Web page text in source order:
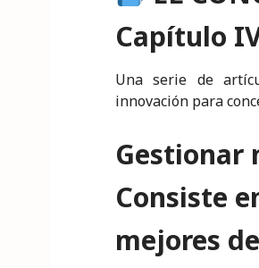
e
dI
n
e
b
o
o
k
te
r A
Capítulo
Una serie de
innovación para
Gestionar
Consiste
mejores